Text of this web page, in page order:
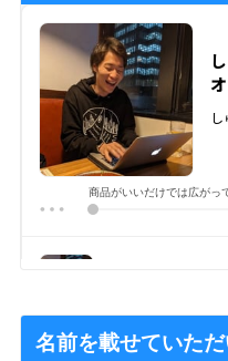
名前を載せていた